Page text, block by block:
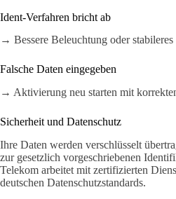
Ident-Verfahren bricht ab
→ Bessere Beleuchtung oder
Falsche Daten eingegeben
→ Aktivierung neu starten mit
Sicherheit und Datenschutz
Ihre Daten werden verschlüsselt
zur gesetzlich vorgeschriebenen
Telekom arbeitet mit zertifizierten
deutschen Datenschutzstandards.